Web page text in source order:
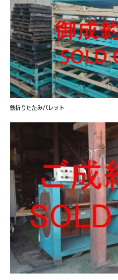
鉄折りたたみパレット